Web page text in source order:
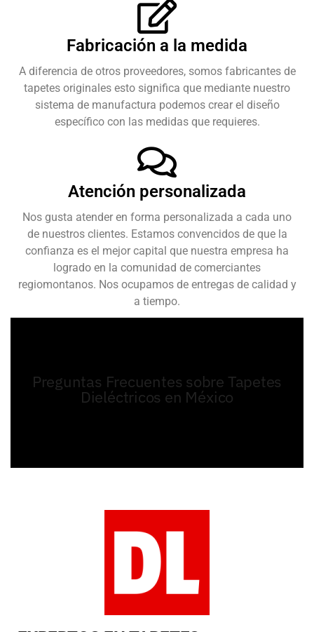
Fabricación a la medida
A diferencia de otros proveedores, somos fabricantes de
tapetes originales esto significa que mediante nuestro
sistema de manufactura podemos crear el diseño
específico con las medidas que requieres.
Atención personalizada
Nos gusta atender en forma personalizada a cada uno
de nuestros clientes. Estamos convencidos de que la
confianza es el mejor capital que nuestra empresa ha
logrado en la comunidad de comerciantes
regiomontanos. Nos ocupamos de entregas de calidad y
a tiempo.
Preguntas Frecuentes sobre Tapetes
Dieléctricos en México